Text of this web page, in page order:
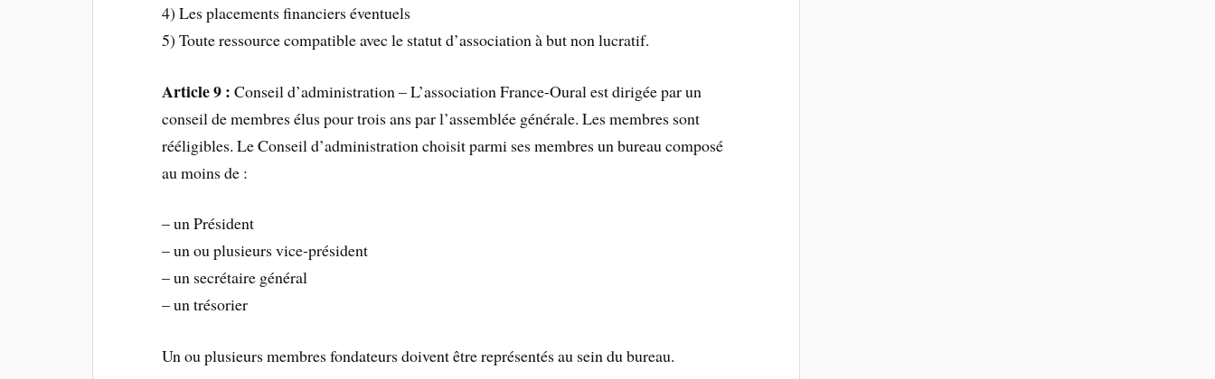
4) Les placements financiers éventuels
5) Toute ressource compatible avec le statut d’association à but non lucratif.
Article 9 : Conseil d’administration – L’association France-Oural est dirigée par un
conseil de membres élus pour trois ans par l’assemblée générale. Les membres sont
rééligibles. Le Conseil d’administration choisit parmi ses membres un bureau composé
au moins de :
– un Président
– un ou plusieurs vice-président
– un secrétaire général
– un trésorier
Un ou plusieurs membres fondateurs doivent être représentés au sein du bureau.